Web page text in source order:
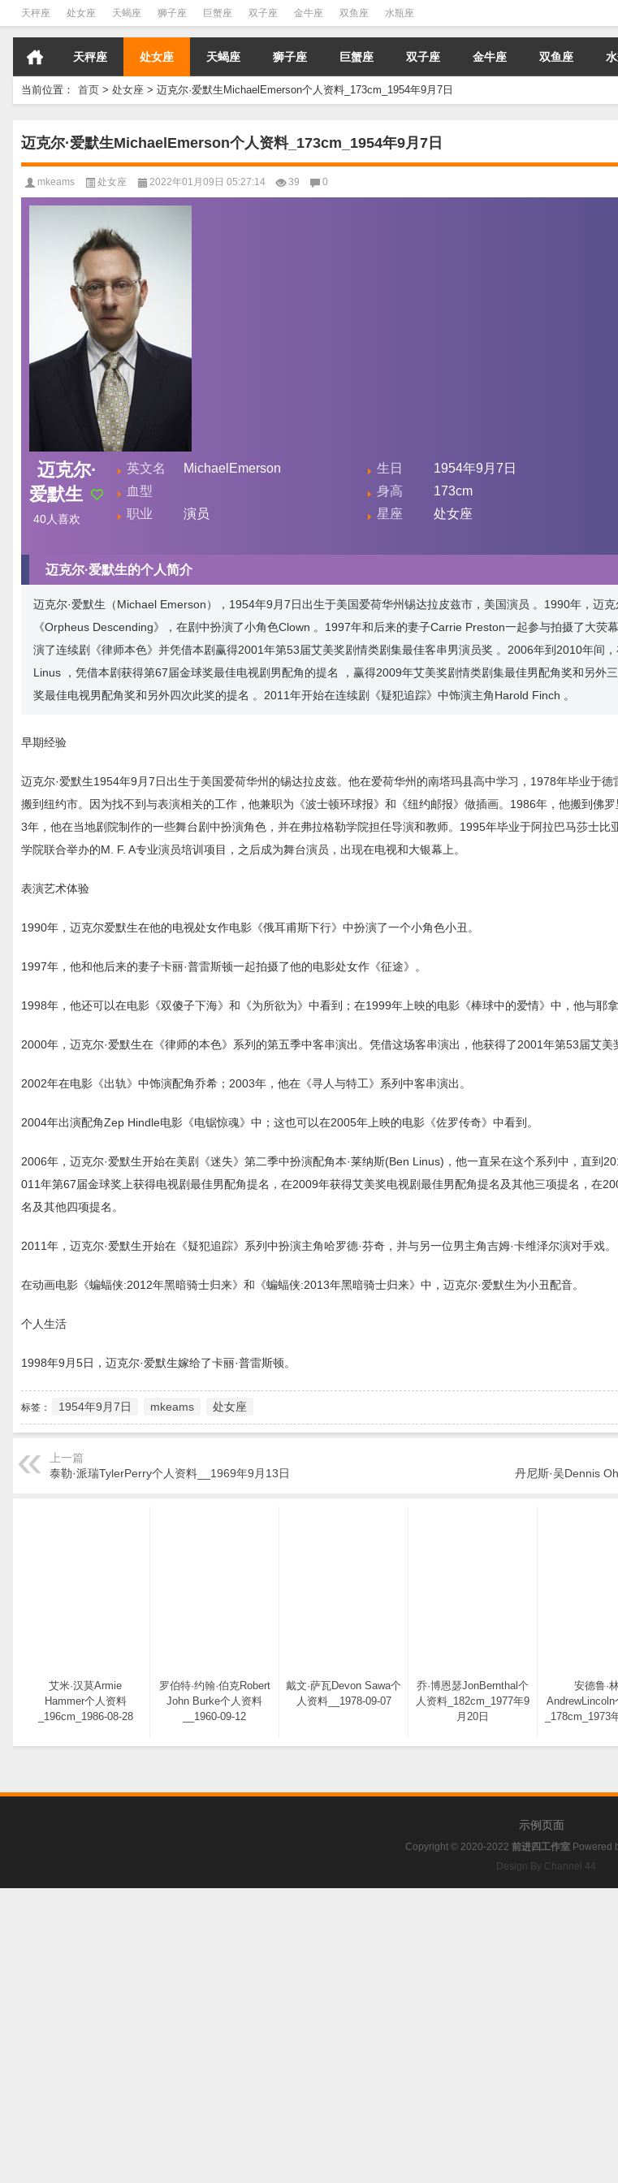
天秤座 处女座 天蝎座 狮子座 巨蟹座 双子座 金牛座 双鱼座 水瓶座
天秤座 处女座 天蝎座 狮子座 巨蟹座 双子座 金牛座 双鱼座
当前位置： 首页 > 处女座 > 迈克尔·爱默生MichaelEmerson个人资料_173cm_1954年9月7日
迈克尔·爱默生MichaelEmerson个人资料_173cm_1954年9月7日
mkeams 处女座 2022年01月09日 05:27:14 39 0
迈克尔·
爱默生
40人喜欢
英文名 MichaelEmerson 生日
1954年9月7日
血型
身高
173cm
职业
演员 星座 处女座
迈克尔·爱默生的个人简介
迈克尔·爱默生（Michael Emerson），1954年9月7日出生于美国爱荷华州锡达拉皮兹市，美国演员 。1990年，迈
《Orpheus Descending》，在剧中扮演了小角色Clown 。1997年和后来的妻子Carrie Preston一起参与拍摄了大荧
演了连续剧《律师本色》并凭借本剧赢得2001年第53届艾美奖剧情类剧集最佳客串男演员奖 。2006年到2010年间
Linus ，凭借本剧获得第67届金球奖最佳电视剧男配角的提名 ，赢得2009年艾美奖剧情类剧集最佳男配角奖和另外
奖最佳电视男配角奖和另外四次此奖的提名 。2011年开始在连续剧《疑犯追踪》中饰演主角Harold Finch 。
早期经验
迈克尔·爱默生1954年9月7日出生于美国爱荷华州的锡达拉皮兹。他在爱荷华州的南塔玛县高中学习，1978年毕业于
搬到纽约市。因为找不到与表演相关的工作，他兼职为《波士顿环球报》和《纽约邮报》做插画。1986年，他搬到佛
3年，他在当地剧院制作的一些舞台剧中扮演角色，并在弗拉格勒学院担任导演和教师。1995年毕业于阿拉巴马莎士比
学院联合举办的M. F. A专业演员培训项目，之后成为舞台演员，出现在电视和大银幕上。
表演艺术体验
1990年，迈克尔爱默生在他的电视处女作电影《俄耳甫斯下行》中扮演了一个小角色小丑。
1997年，他和他后来的妻子卡丽·普雷斯顿一起拍摄了他的电影处女作《征途》。
1998年，他还可以在电影《双傻子下海》和《为所欲为》中看到；在1999年上映的电影《棒球中的爱情》中，他与耶拿
2000年，迈克尔·爱默生在《律师的本色》系列的第五季中客串演出。凭借这场客串演出，他获得了2001年第53届艾美
2002年在电影《出轨》中饰演配角乔希；2003年，他在《寻人与特工》系列中客串演出。
2004年出演配角Zep Hindle电影《电锯惊魂》中；这也可以在2005年上映的电影《佐罗传奇》中看到。
2006年，迈克尔·爱默生开始在美剧《迷失》第二季中扮演配角本·莱纳斯(Ben Linus)，他一直呆在这个系列中，直到
011年第67届金球奖上获得电视剧最佳男配角提名，在2009年获得艾美奖电视剧最佳男配角提名及其他三项提名，在
名及其他四项提名。
2011年，迈克尔·爱默生开始在《疑犯追踪》系列中扮演主角哈罗德·芬奇，并与另一位男主角吉姆·卡维泽尔演对手戏。
在动画电影《蝙蝠侠:2012年黑暗骑士归来》和《蝙蝠侠:2013年黑暗骑士归来》中，迈克尔·爱默生为小丑配音。
个人生活
1998年9月5日，迈克尔·爱默生嫁给了卡丽·普雷斯顿。
标签： 1954年9月7日 mkeams 处女座
上一篇
泰勒·派瑞TylerPerry个人资料__1969年9月13日
丹尼斯·吴Dennis
艾米·汉莫Armie
Hammer个人资料
_196cm_1986-08-28
罗伯特·约翰·伯克Robert
John Burke个人资料
__1960-09-12
戴文·萨瓦Devon Sawa个
人资料__1978-09-07
乔·博恩瑟JonBernthal个
人资料_182cm_1977年9
月20日
安德鲁·
AndrewLincoln
_178cm_1973
示例页面
Copyright © 2020-2022 前进四工作室 Powered
Design By Channel 44